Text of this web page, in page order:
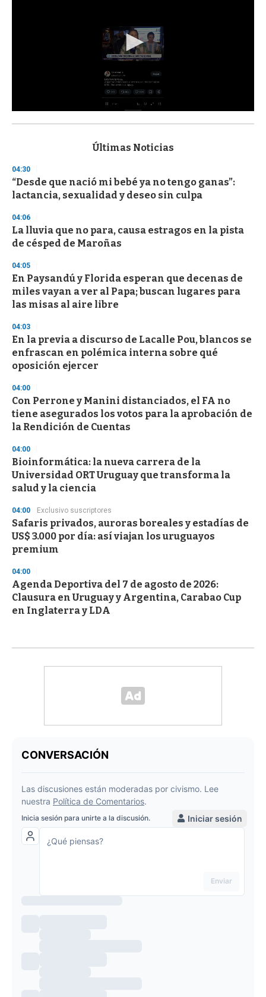
s
d
s
o
f
3
s
e
c
n
d
Últimas Noticias
04:30
“Desde que nació mi bebé ya no tengo ganas”:
lactancia, sexualidad y deseo sin culpa
04:06
La lluvia que no para, causa estragos en la pista
de césped de Maroñas
04:05
En Paysandú y Florida esperan que decenas de
miles vayan a ver al Papa; buscan lugares para
las misas al aire libre
04:03
En la previa a discurso de Lacalle Pou, blancos se
enfrascan en polémica interna sobre qué
oposición ejercer
04:00
Con Perrone y Manini distanciados, el FA no
tiene asegurados los votos para la aprobación de
la Rendición de Cuentas
04:00
Bioinformática: la nueva carrera de la
Universidad ORT Uruguay que transforma la
salud y la ciencia
04:00 Exclusivo suscriptores
Safaris privados, auroras boreales y estadías de
US$ 3.000 por día: así viajan los uruguayos
premium
04:00
Agenda Deportiva del 7 de agosto de 2026:
Clausura en Uruguay y Argentina, Carabao Cup
en Inglaterra y LDA